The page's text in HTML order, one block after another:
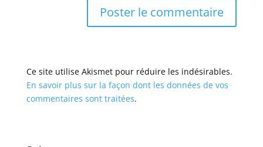
Ce site utilise Akismet pour réduire les indésirables.
En savoir plus sur la façon dont les données de vos
commentaires sont traitées.